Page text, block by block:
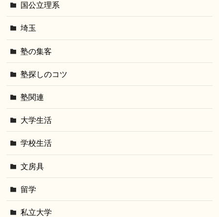
国公立理系
埼玉
塾の集客
塾探しのコツ
塾関連
大学生活
学校生活
文房具
留学
私立大学